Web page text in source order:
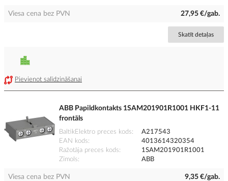
Viesa cena bez PVN 27,95 €/gab.
Skatīt detaļas
Pievienot salīdzināšanai
ABB Papildkontakts 1SAM201901R1001 HKF1-11
frontāls
BaltikElektro preces kods
A217543
EAN kods
4013614320354
Ražotāja preces kods
1SAM201901R1001
Zīmols
ABB
Viesa cena bez PVN 9,35 €/gab.